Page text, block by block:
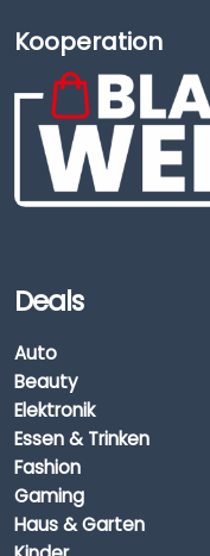
Kooperation
Deals
Auto
Beauty
Elektronik
Essen & Trinken
Fashion
Gaming
Haus & Garten